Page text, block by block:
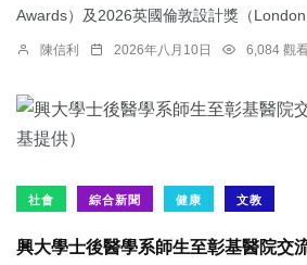
Awards）及2026英國倫敦設計獎（London
陳信利 2026年八月10日 6,084 觀
社會 綜合新聞 健康 文教
興大學士後醫學系師生至彰基醫院交